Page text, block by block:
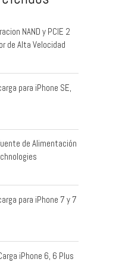
NAND y PCIE 2
de Alta Velocidad
para iPhone SE,
de Alimentación
para iPhone 7 y 7
iPhone 6, 6 Plus